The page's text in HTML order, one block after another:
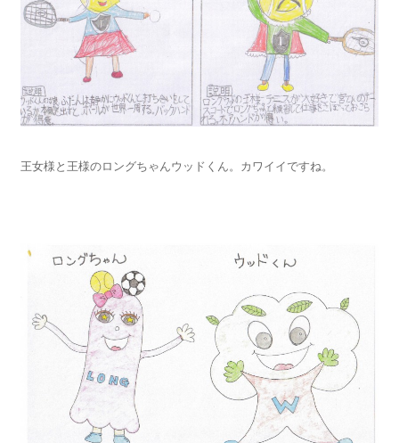
王女様と王様のロングちゃんウッドくん。カワイイですね。